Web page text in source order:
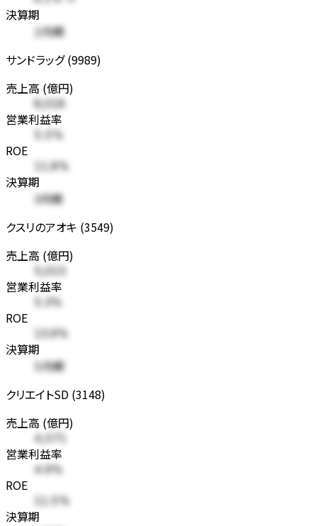
決算期
2月期
サンドラッグ (9989)
売上高 (億円)
8,018
営業利益率
5.5%
ROE
11.8%
決算期
3月期
クスリのアオキ (3549)
売上高 (億円)
5,015
営業利益率
5.3%
ROE
13.9%
決算期
5月期
クリエイトSD (3148)
売上高 (億円)
4,571
営業利益率
4.9%
ROE
11.5%
決算期